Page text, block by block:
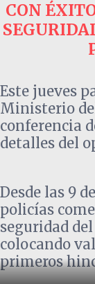
CON
Este jueves
Ministerio
conferencia
detalles del
Desde las 9
policías
seguridad
colocando
primeros